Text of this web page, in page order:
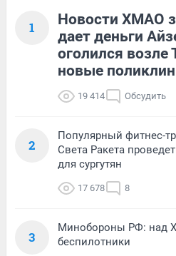
1
Новости ХМАО
дает деньги
оголился
новые
19 414 Обсудить
2
Популярный фитнес-
Света Ракета
для сургутян
17 678 8
3
Минобороны РФ: над
беспилотники